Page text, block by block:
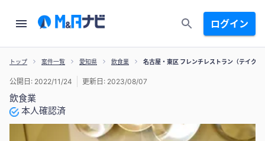
ログイン
トップ 案件一覧 愛知県 飲食業 名古屋・東区 フレンチレストラン（テイク
飲食業
本人確認済
公開日: 2022/11/24 更新日: 2023/08/07